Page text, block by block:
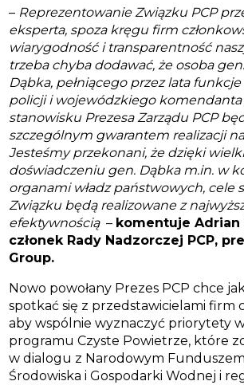
– Reprezentowanie Związku PCP
eksperta, spoza kręgu firm
wiarygodność i transparentność
trzeba chyba dodawać, że osoba
Dąbka, pełniącego przez lata
policji i wojewódzkiego komendanta
stanowisku Prezesa Zarządu PCP
szczególnym gwarantem realizacji
Jesteśmy przekonani, że dzięki
doświadczeniu gen. Dąbka m.in. w
organami władz państwowych, cele
Związku będą realizowane z
efektywnością – komentuje Adrian
członek Rady Nadzorczej PCP,
Group.
Nowo powołany Prezes PCP chce
spotkać się z przedstawicielami firm
aby wspólnie wyznaczyć priorytety
programu Czyste Powietrze, które
w dialogu z Narodowym
Środowiska i Gospodarki Wodnej i